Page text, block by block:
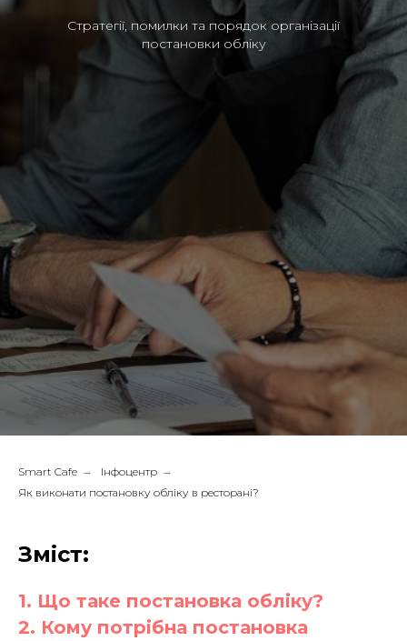
Стратегії, помилки та порядок організації
постановки обліку
Smart Cafe → Інфоцентр →
Як виконати постановку обліку в ресторані?
Зміст:
1. Що таке постановка обліку?
2. Кому потрібна постановка